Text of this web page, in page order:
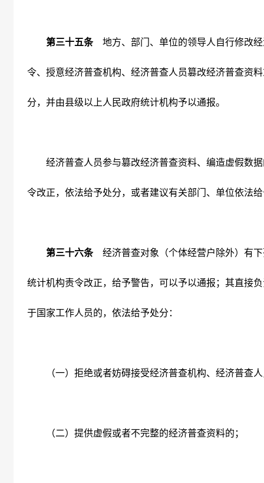
第三十五条地方、部门、单位的领导人自行修改经
令、授意经济普查机构、经济普查人员篡改经济普查资
分，并由县级以上人民政府统计机构予以通报。
经济普查人员参与篡改经济普查资料、编造虚假数据
令改正，依法给予处分，或者建议有关部门、单位依法
第三十六条经济普查对象（个体经营户除外）有下
统计机构责令改正，给予警告，可以予以通报；其直接
于国家工作人员的，依法给予处分：
（一）拒绝或者妨碍接受经济普查机构、经济普查人
（二）提供虚假或者不完整的经济普查资料的；